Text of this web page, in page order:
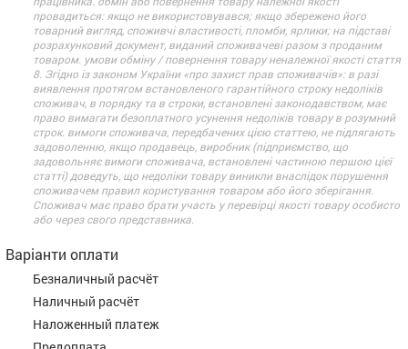
провадиться: якщо не використовувався; якщо збережено його
товарний вигляд, споживчі властивості, пломби, ярлики; на підставі
розрахунковий документ, виданий споживачеві разом з проданим
товаром. умови обміну / повернення товару неналежної якості стаття
8. Згідно із законом України «про захист прав споживачів»: в разі
виявлення протягом встановленого гарантійного строку недоліків
споживач, в порядку та в строки, встановлені законодавством, має
право вимагати безоплатного усунення недоліків товару в розумний
строк. вимоги споживача, передбачених цією статтею, не підлягають
задоволенню, якщо продавець, виробник (підприємство, що
задовольняє вимоги споживача, встановлені частиною першою цієї
статті) доведуть, що недоліки товару виникли внаслідок порушення
споживачем правил користування товаром або його зберігання.
Споживач має право брати участь у перевірці якості товару особисто
або через свого представника.
Варіанти оплати
Безналичный расчёт
Наличный расчёт
Наложенный платеж